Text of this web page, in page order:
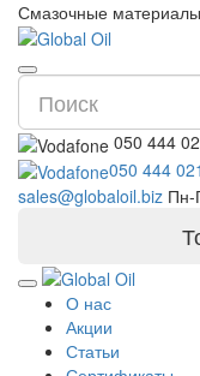
Смазочные
050 444
050 444
sales@globaloil.biz Пн-
О нас
Акции
Статьи